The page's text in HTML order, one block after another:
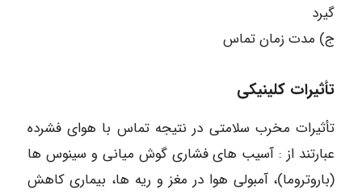
گیرد
ج) مدت زمان تماس
تأثیرات کلینیکی
تأثیرات مخرب سلامتی در نتیجه تماس با هوای فشرده
عبارتند از : آسیب های فشاری گوش میانی و سینوس ها
(باروتروما)، آمبولی هوا در مغز و ریه ها، بیماری کاهش